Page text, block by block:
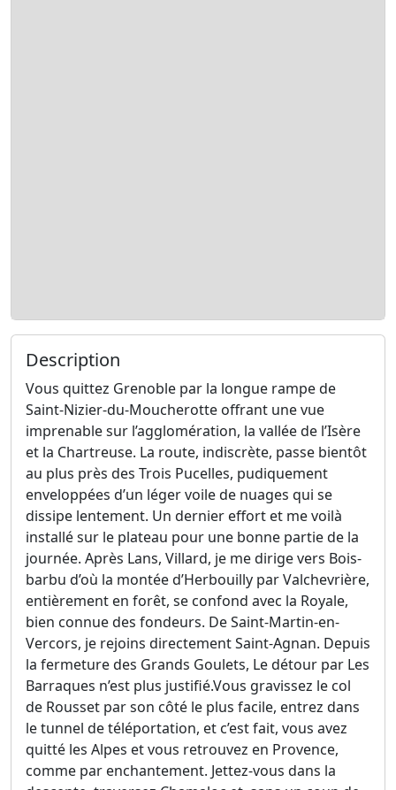
Description
Vous quittez Grenoble par la longue rampe de
Saint-Nizier-du-Moucherotte offrant une vue
imprenable sur l’agglomération, la vallée de l’Isère
et la Chartreuse. La route, indiscrète, passe bientôt
au plus près des Trois Pucelles, pudiquement
enveloppées d’un léger voile de nuages qui se
dissipe lentement. Un dernier effort et me voilà
installé sur le plateau pour une bonne partie de la
journée. Après Lans, Villard, je me dirige vers Bois-
barbu d’où la montée d’Herbouilly par Valchevrière,
entièrement en forêt, se confond avec la Royale,
bien connue des fondeurs. De Saint-Martin-en-
Vercors, je rejoins directement Saint-Agnan. Depuis
la fermeture des Grands Goulets, Le détour par Les
Barraques n’est plus justifié.Vous gravissez le col
de Rousset par son côté le plus facile, entrez dans
le tunnel de téléportation, et c’est fait, vous avez
quitté les Alpes et vous retrouvez en Provence,
comme par enchantement. Jettez-vous dans la